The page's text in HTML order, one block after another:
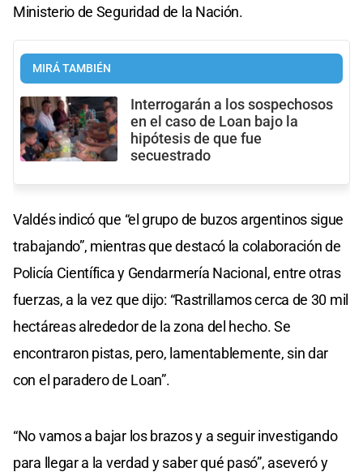
Ministerio de Seguridad de la Nación.
MIRÁ TAMBIÉN
Interrogarán a los sospechosos
en el caso de Loan bajo la
hipótesis de que fue
secuestrado
Valdés indicó que “el grupo de buzos argentinos sigue
trabajando”, mientras que destacó la colaboración de
Policía Científica y Gendarmería Nacional, entre otras
fuerzas, a la vez que dijo: “Rastrillamos cerca de 30 mil
hectáreas alrededor de la zona del hecho. Se
encontraron pistas, pero, lamentablemente, sin dar
con el paradero de Loan”.
“No vamos a bajar los brazos y a seguir investigando
para llegar a la verdad y saber qué pasó”, aseveró y